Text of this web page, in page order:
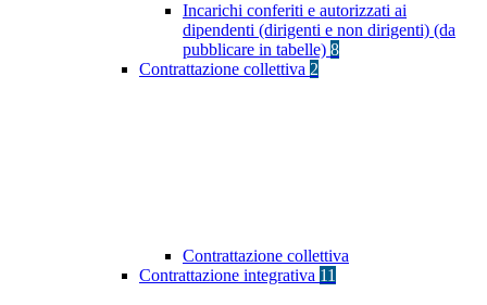
Incarichi conferiti e autorizzati ai
dipendenti (dirigenti e non dirigenti) (da
pubblicare in tabelle) 8
Contrattazione collettiva 2
Contrattazione collettiva
Contrattazione integrativa 11